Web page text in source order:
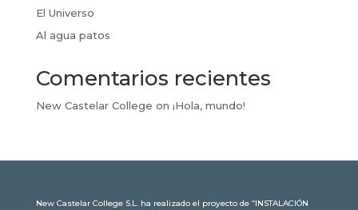
El Universo
Al agua patos
Comentarios recientes
New Castelar College on ¡Hola, mundo!
New Castelar College S.L. ha realizado el proyecto de “INSTALACIÓN